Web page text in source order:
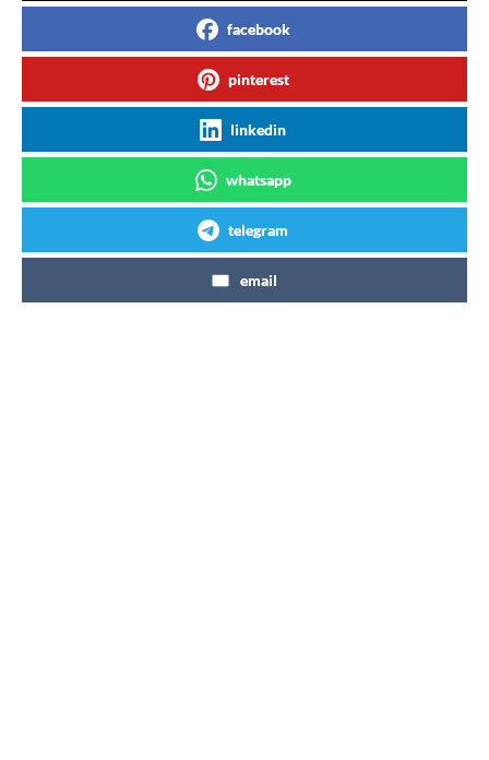
facebook
pinterest
linkedin
whatsapp
telegram
email